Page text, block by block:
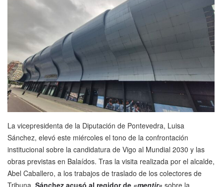
La vicepresidenta de la Diputación de Pontevedra, Luisa
Sánchez, elevó este miércoles el tono de la confrontación
institucional sobre la candidatura de Vigo al Mundial 2030 y las
obras previstas en Balaídos. Tras la visita realizada por el alcalde,
Abel Caballero, a los trabajos de traslado de los colectores de
Tribuna, Sánchez acusó al regidor de «mentir» sobre la